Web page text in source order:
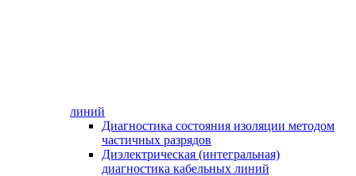
линий
Диагностика состояния изоляции методом
частичных разрядов
Диэлектрическая (интегральная)
диагностика кабельных линий